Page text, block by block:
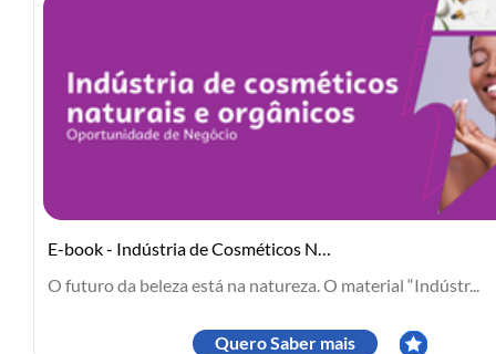
E-book - Indústria de Cosméticos Naturais e Orgânicos
O futuro da beleza está na natureza. O material “Indústr...
Quero Saber mais